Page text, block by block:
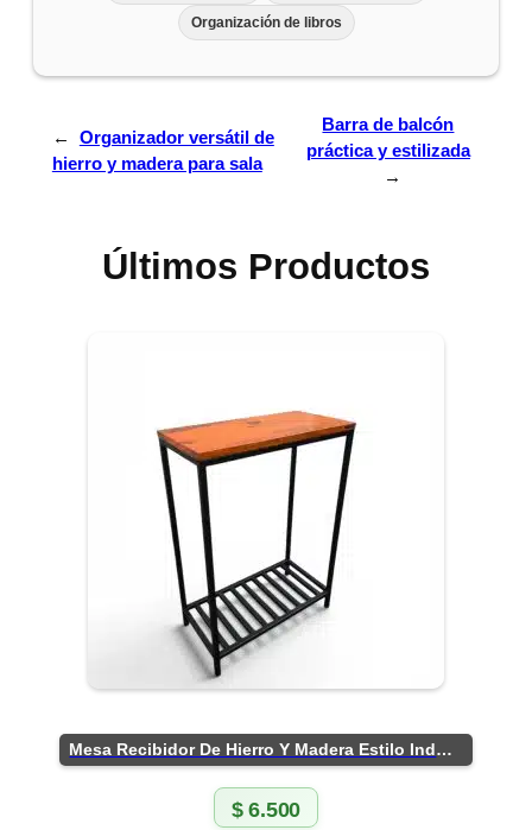
Organización de libros
←
Organizador versátil de
hierro y madera para sala
Barra de balcón
práctica y estilizada
→
Últimos Productos
Mesa Recibidor De Hierro Y Madera Estilo Industrial
$6.500